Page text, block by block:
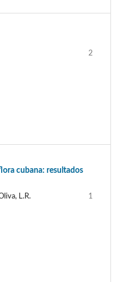
2
cubana: resultados
L.R.
1